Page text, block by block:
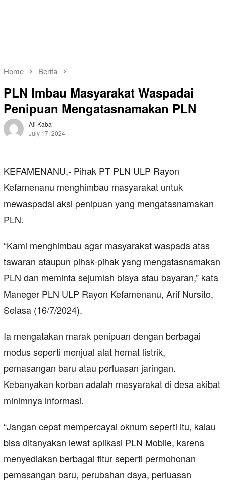
Home Berita
PLN Imbau Masyarakat Waspadai
Penipuan Mengatasnamakan PLN
Ali Kaba
July 17, 2024
KEFAMENANU,- Pihak PT PLN ULP Rayon
Kefamenanu menghimbau masyarakat untuk
mewaspadai aksi penipuan yang mengatasnamakan
PLN.
“Kami menghimbau agar masyarakat waspada atas
tawaran ataupun pihak-pihak yang mengatasnamakan
PLN dan meminta sejumlah biaya atau bayaran,” kata
Maneger PLN ULP Rayon Kefamenanu, Arif Nursito,
Selasa (16/7/2024).
Ia mengatakan marak penipuan dengan berbagai
modus seperti menjual alat hemat listrik,
pemasangan baru atau perluasan jaringan.
Kebanyakan korban adalah masyarakat di desa akibat
minimnya informasi.
“Jangan cepat mempercayai oknum seperti itu, kalau
bisa ditanyakan lewat aplikasi PLN Mobile, karena
menyediakan berbagai fitur seperti permohonan
pemasangan baru, perubahan daya, perluasan